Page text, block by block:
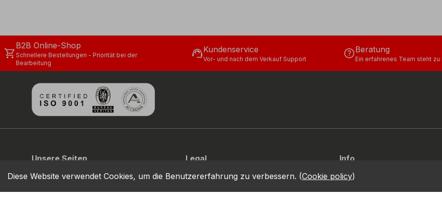
shopping_cart
B2B Online-Shop
Schnellere Bestellungen - Priorität bei der
Bearbeitung
support_agentKundenservice
Vor- und nach dem Verkauf Support helpBeratung
Ein erfahrenes Team steht zu
Unsere Seiten
COFRA MOVE
Legal
Cookie
Info
location_onBarletta - BT - ITALIA
Diese Website verwendet Cookies, um die Benutzererfahrung zu verbessern. (Cookie policy)